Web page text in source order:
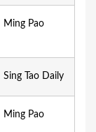
Ming Pao
Sing Tao Daily
Ming Pao